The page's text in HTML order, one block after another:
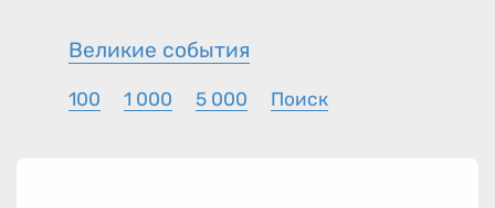
Великие события
100 1 000 5 000 Поиск